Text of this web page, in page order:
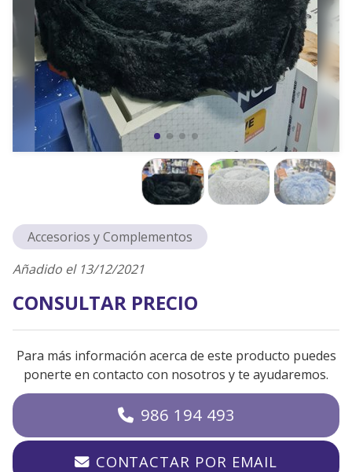
Accesorios y Complementos
Añadido el 13/12/2021
CONSULTAR PRECIO
Para más información acerca de este producto puedes
ponerte en contacto con nosotros y te ayudaremos.
986 194 493
CONTACTAR POR EMAIL